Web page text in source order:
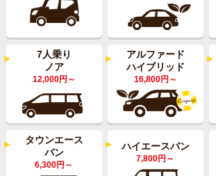
7人乗り
ノア
12,000円～
アルファード
ハイブリッド
16,800円～
タウンエース
バン
6,300円～
ハイエースバン
7,800円～